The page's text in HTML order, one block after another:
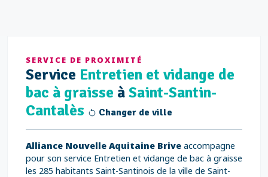
SERVICE DE PROXIMITÉ
Service Entretien et vidange de
bac à graisse àSaint-Santin-
Cantalès
Changer de ville
Alliance Nouvelle Aquitaine Brive accompagne
pour son service Entretien et vidange de bac à graisse
les 285 habitants Saint-Santinois de la ville de Saint-